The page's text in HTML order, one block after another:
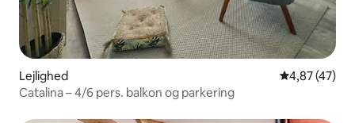
Lejlighed 4,87 ud af 5 i
4,87 (47)
Catalina – 4/6 pers. balkon og parkering